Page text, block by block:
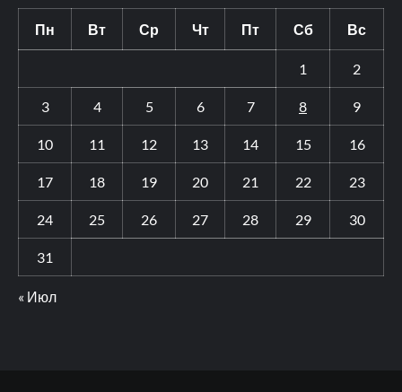
Пн Вт Ср Чт Пт Сб Вс
1 2
3 4 5 6 7 8 9
10 11 12 13 14 15 16
17 18 19 20 21 22 23
24 25 26 27 28 29 30
31
« Июл